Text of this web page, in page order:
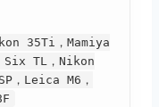
35Ti，Mamiya
Six TL，Nikon
，Leica M6，